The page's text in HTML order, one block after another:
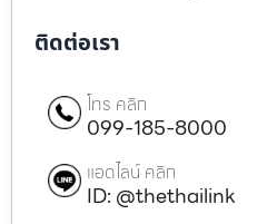
ติดต่อเรา
โทร คลิก
099-185-8000
แอดไลน์ คลิก
ID: @thethailink